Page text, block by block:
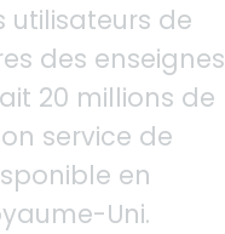
utilisateurs de
des enseignes
20 millions de
service de
en
Uni.